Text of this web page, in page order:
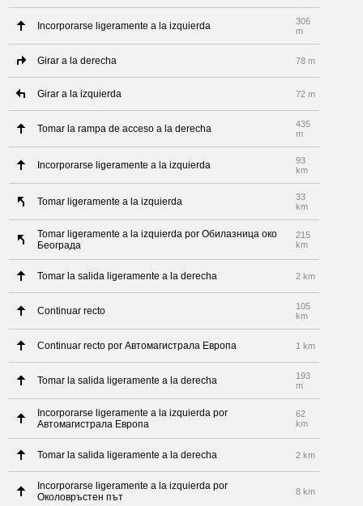
Incorporarse ligeramente a la izquierda
306
m
Girar a la derecha 78 m
Girar a la izquierda 72 m
Tomar la rampa de acceso a la derecha
435
m
Incorporarse ligeramente a la izquierda
93
km
Tomar ligeramente a la izquierda
33
km
Tomar ligeramente a la izquierda por Обилазница око
Београда
215
km
Tomar la salida ligeramente a la derecha 2 km
Continuar recto
105
km
Continuar recto por Автомагистрала Европа 1 km
Tomar la salida ligeramente a la derecha
193
m
Incorporarse ligeramente a la izquierda por
Автомагистрала Европа
62
km
Tomar la salida ligeramente a la derecha 2 km
Incorporarse ligeramente a la izquierda por
Околовръстен път
8 km